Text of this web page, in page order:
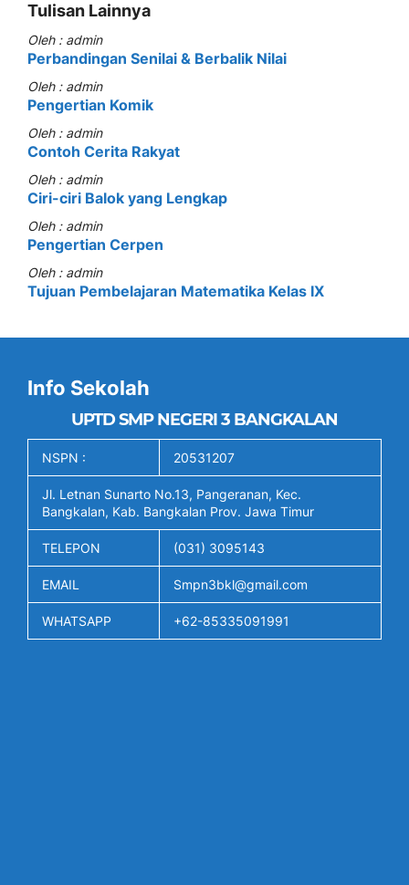
Tulisan Lainnya
Oleh : admin
Perbandingan Senilai & Berbalik Nilai
Oleh : admin
Pengertian Komik
Oleh : admin
Contoh Cerita Rakyat
Oleh : admin
Ciri-ciri Balok yang Lengkap
Oleh : admin
Pengertian Cerpen
Oleh : admin
Tujuan Pembelajaran Matematika Kelas IX
Info Sekolah
UPTD SMP NEGERI 3 BANGKALAN
NSPN : 20531207
Jl. Letnan Sunarto No.13, Pangeranan, Kec.
Bangkalan, Kab. Bangkalan Prov. Jawa Timur
TELEPON (031) 3095143
EMAIL Smpn3bkl@gmail.com
WHATSAPP +62-85335091991